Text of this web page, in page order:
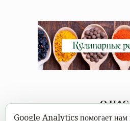
О НАС
Google Analytics помогает нам